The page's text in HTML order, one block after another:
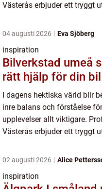
Västerås erbjuder ett tryggt
04 augusti 2026 Eva Sjöberg
inspiration
Bilverkstad umeå så hittar du
rätt hjälp för din
I dagens hektiska värld blir
inre balans och förståelse
upplevelser allt viktigare.
Västerås erbjuder ett tryggt
02 augusti 2026 Alice
inspiration